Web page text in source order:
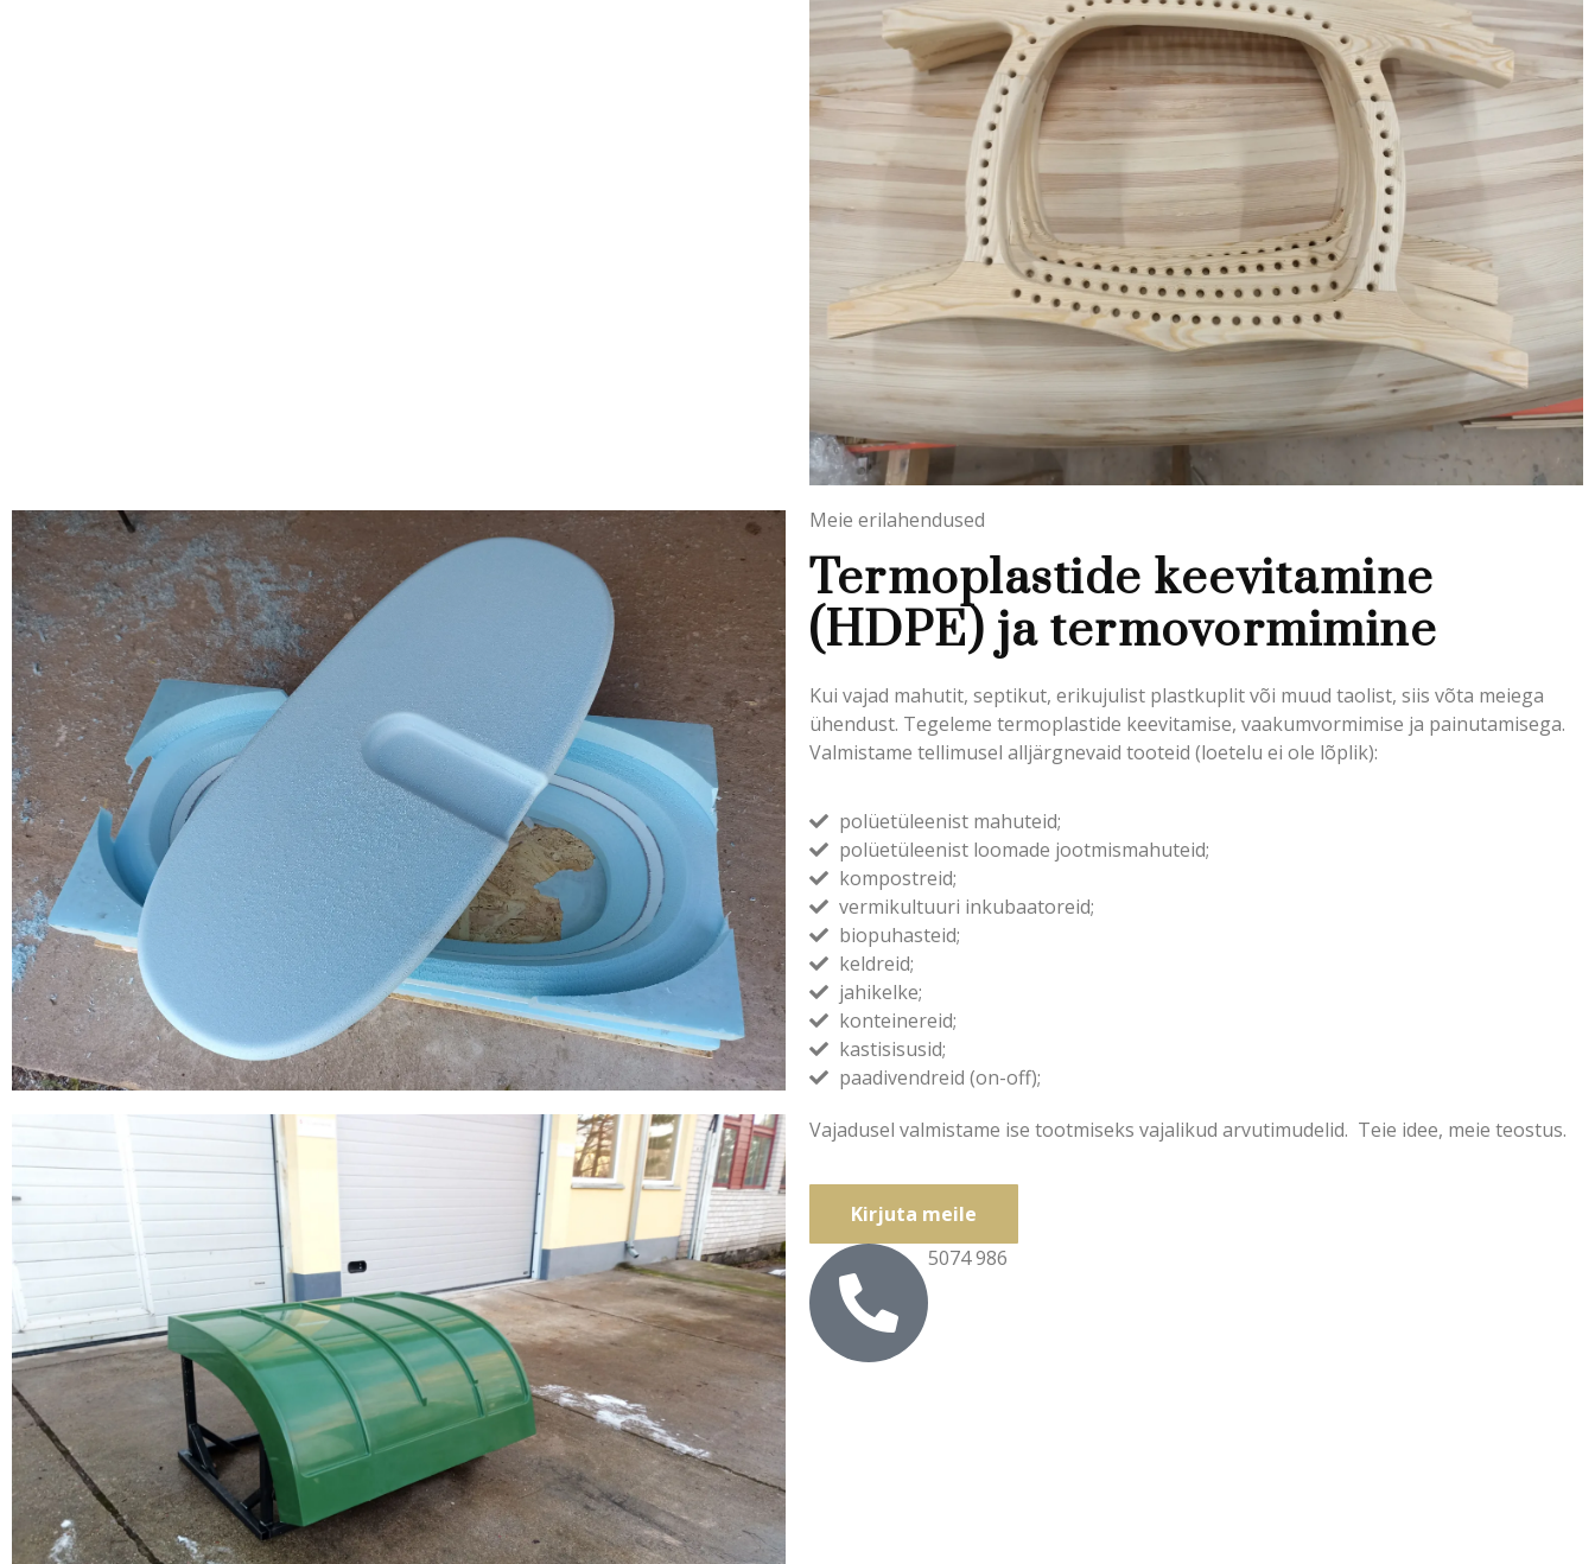
Meie erilahendused
Termoplastide keevitamine
(HDPE) ja termovormimine
Kui vajad mahutit, septikut, erikujulist plastkuplit või muud taolist, siis võta meiega
ühendust. Tegeleme termoplastide keevitamise, vaakumvormimise ja painutamisega.
Valmistame tellimusel alljärgnevaid tooteid (loetelu ei ole lõplik):
polüetüleenist mahuteid;
polüetüleenist loomade jootmismahuteid;
kompostreid;
vermikultuuri inkubaatoreid;
biopuhasteid;
keldreid;
jahikelke;
konteinereid;
kastisisusid;
paadivendreid (on-off);
Vajadusel valmistame ise tootmiseks vajalikud arvutimudelid. Teie idee, meie teostus.
Kirjuta meile
5074 986